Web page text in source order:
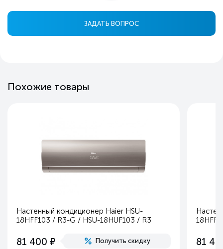
ЗАДАТЬ ВОПРОС
Похожие товары
Настенный кондиционер Haier HSU-
18HFF103 / R3-G / HSU-18HUF103 / R3
81 400 е Получить скидку 81